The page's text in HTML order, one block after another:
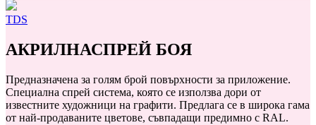
TDS
АКРИЛНАСПРЕЙ БОЯ
Предназначена за голям брой повърхности за приложение.
Специална спрей система, която се използва дори от
известните художници на графити. Предлага се в широка гама
от най-продаваните цветове, съвпадащи предимно с RAL.